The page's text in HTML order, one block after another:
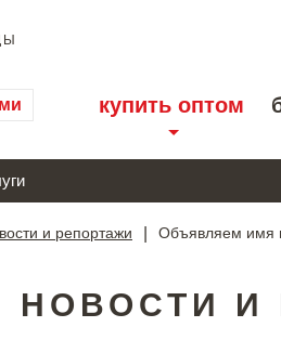
купить оптом
и репортажи Объявляем имя
НОВОСТИ И